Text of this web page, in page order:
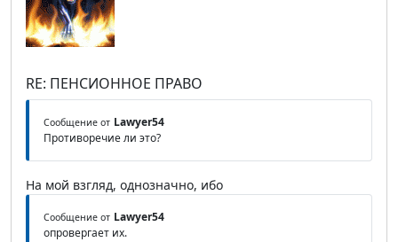
RE: ПЕНСИОННОЕ ПРАВО
Сообщение от Lawyer54
Противоречие ли это?
На мой взгляд, однозначно, ибо
Сообщение от Lawyer54
опровергает их.